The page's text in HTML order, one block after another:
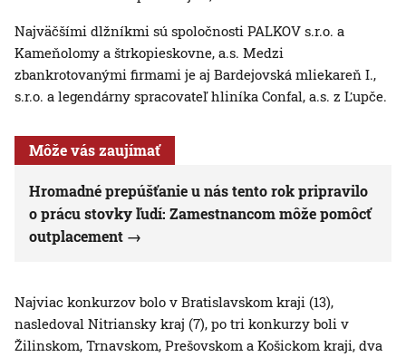
Najväčšími dlžníkmi sú spoločnosti PALKOV s.r.o. a
Kameňolomy a štrkopieskovne, a.s. Medzi
zbankrotovanými firmami je aj Bardejovská mliekareň I.,
s.r.o. a legendárny spracovateľ hliníka Confal, a.s. z Ľupče.
Môže vás zaujímať
Hromadné prepúšťanie u nás tento rok pripravilo
o prácu stovky ľudí: Zamestnancom môže pomôcť
outplacement
Najviac konkurzov bolo v Bratislavskom kraji (13),
nasledoval Nitriansky kraj (7), po tri konkurzy boli v
Žilinskom, Trnavskom, Prešovskom a Košickom kraji, dva